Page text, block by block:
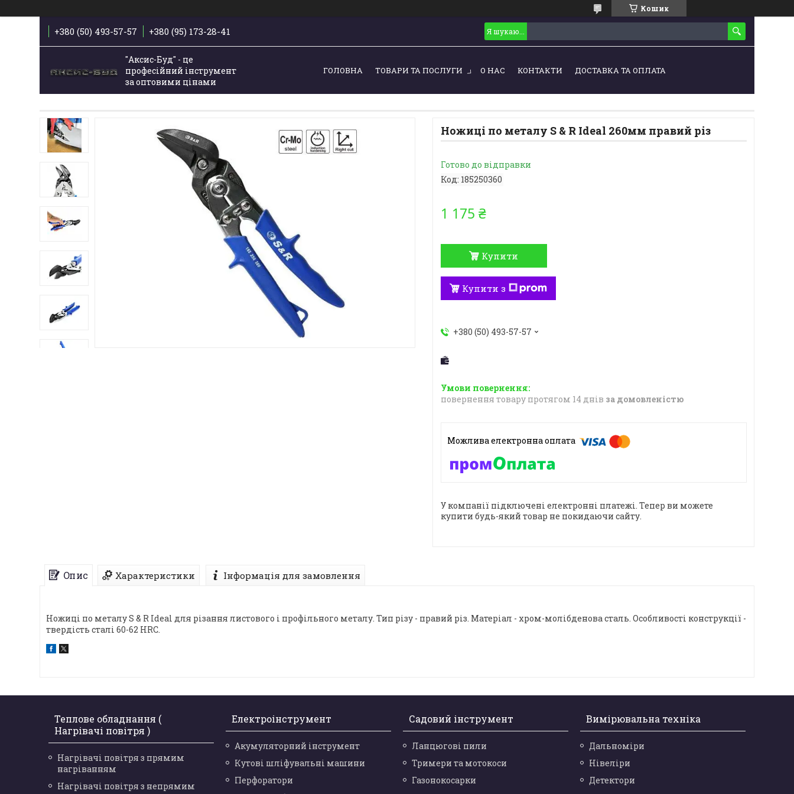
Кошик
+380 (50) 493-57-57 +380 (95) 173-28-41
"Аксис-Буд" - це
професійний інструмент
за оптовими цінами
ГОЛОВНА ТОВАРИ ТА ПОСЛУГИ О НАС КОНТАКТИ ДОСТАВКА ТА ОПЛАТА
Ножиці по металу S & R Ideal 260мм правий різ
Готово до відправки
Код: 185250360
1 175 ₴
Купити
Купити з
+380 (50) 493-57-57
повернення товару протягом 14 днів за домовленістю
У компанії підключені електронні платежі. Тепер ви можете
купити будь-який товар не покидаючи сайту.
Опис Характеристики Інформація для замовлення
Ножиці по металу S & R Ideal для різання листового і профільного металу. Тип різу - правий різ. Матеріал - хром-молібденова сталь. Особливості конструкції -
твердість сталі 60-62 HRC.
Теплове обладнання (
Нагрівачі повітря )
Нагрівачі повітря з прямим
нагріванням
Нагрівачі повітря з непрямим
Електроінструмент
Акумуляторний інструмент
Кутові шліфувальні машини
Перфоратори
Садовий інструмент
Ланцюгові пили
Тримери та мотокоси
Газонокосарки
Вимірювальна техніка
Дальноміри
Нівеліри
Детектори